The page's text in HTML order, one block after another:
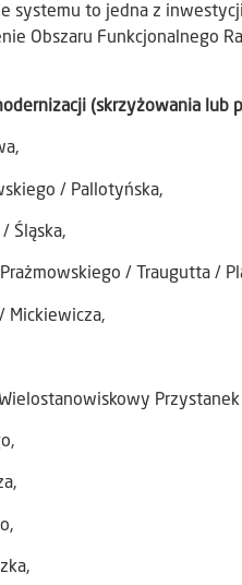
systemu to jedna z
Obszaru Funkcjonalnego
(skrzyżowania lub
/ Pallotyńska,
Śląska,
/ Traugutta /
Mickiewicza,